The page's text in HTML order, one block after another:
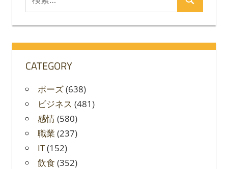
索
対
検
CATEGORY
ポーズ(638)
ビジネス (481)
感情(580)
職業 (237)
IT(152)
飲食 (352)